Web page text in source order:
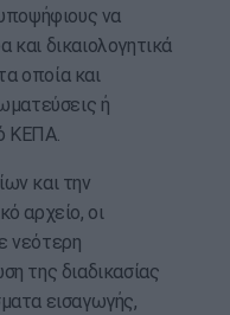
να
δικαιολογητικά
οποία και
ή
ΚΕΠΑ.
και την
αρχείο, οι
νεότερη
της διαδικασίας
εισαγωγής,